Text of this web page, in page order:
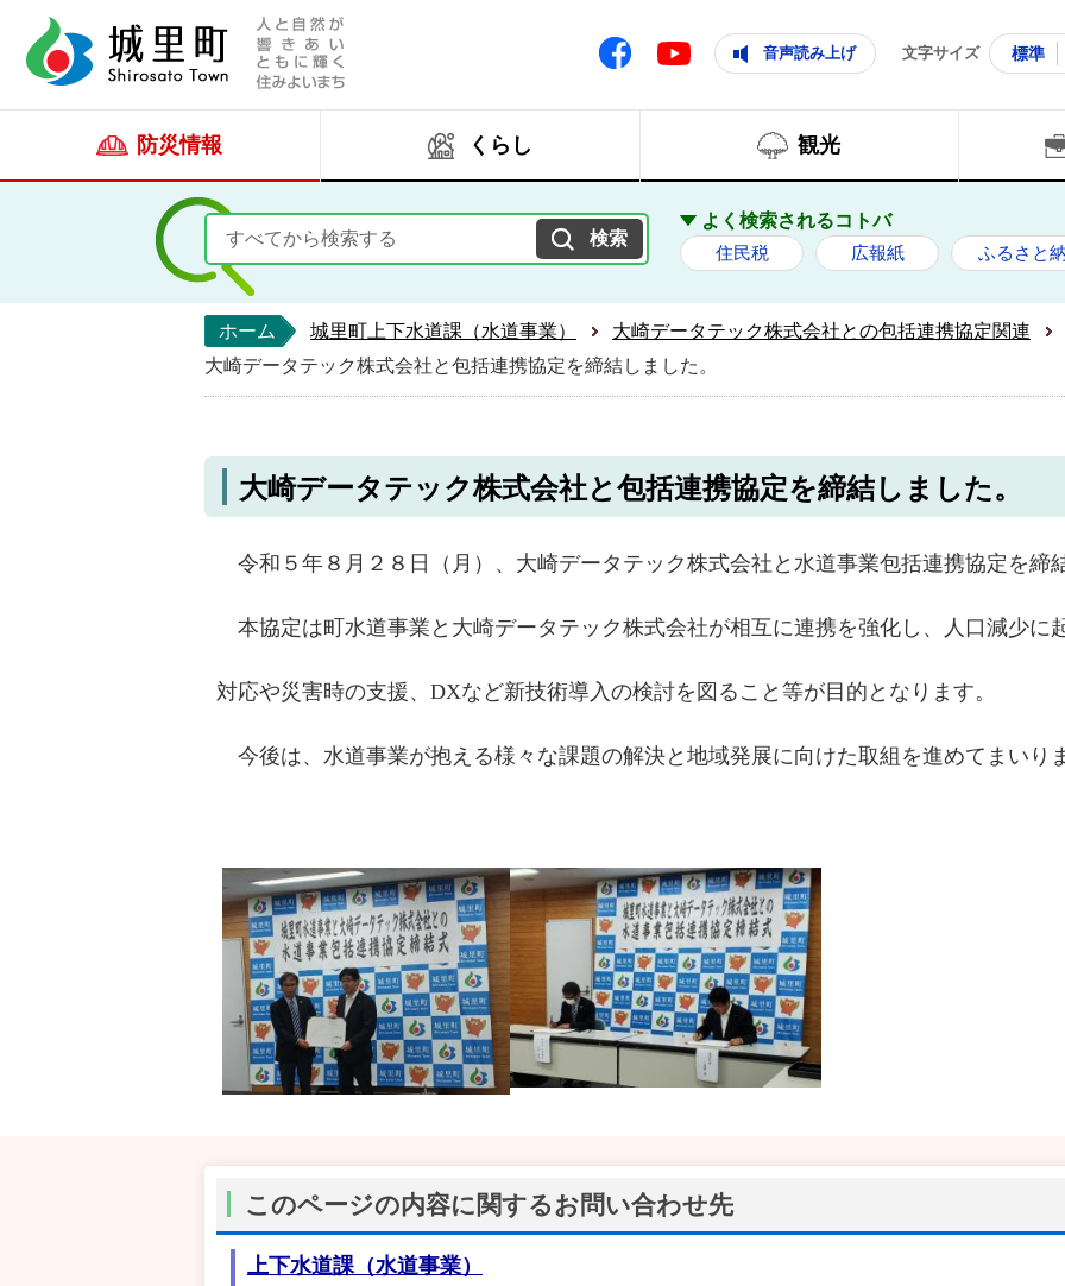
Facebook Youtube 音声読み上げ 文字サイズ 標準
防災情報 くらし 観光
よく検索されるコトバ
住民税 広報紙 ふるさと
ホーム 城里町上下水道課（水道事業）
大崎データテック株式会社との包括連携協定関連
大崎データテック株式会社と包括連携協定を締結しました。
大崎データテック株式会社と包括連携協定を締結しました。
令和５年８月２８日（月）、大崎データテック株式会社と水道事業包括連携協定を締
本協定は町水道事業と大崎データテック株式会社が相互に連携を強化し、人口減少に
対応や災害時の支援、DXなど新技術導入の検討を図ること等が目的となります。
今後は、水道事業が抱える様々な課題の解決と地域発展に向けた取組を進めてまいり
このページの内容に関するお問い合わせ先
上下水道課（水道事業）